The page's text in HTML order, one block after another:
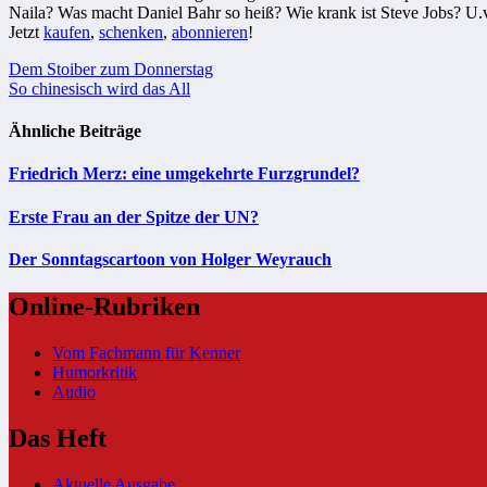
Naila? Was macht Daniel Bahr so heiß? Wie krank ist Steve Jobs?
Jetzt kaufen, schenken, abonnieren!
Beitragsnavigation
Dem Stoiber zum Donnerstag
So chinesisch wird das All
Ähnliche Beiträge
Friedrich Merz: eine umgekehrte Furzgrundel?
Erste Frau an der Spitze der UN?
Der Sonntagscartoon von Holger Weyrauch
Online-Rubriken
Vom Fachmann für Kenner
Humorkritik
Audio
Das Heft